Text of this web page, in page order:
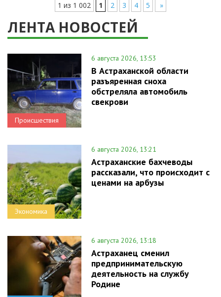
1 из 1 002 1 2 3 4 5 »
ЛЕНТА НОВОСТЕЙ
Происшествия
6 августа 2026, 13:53
В Астраханской области
разъяренная сноха
обстреляла автомобиль
свекрови
Экономика
6 августа 2026, 13:21
Астраханские бахчеводы
рассказали, что происходит с
ценами на арбузы
6 августа 2026, 13:18
Астраханец сменил
предпринимательскую
деятельность на службу
Родине